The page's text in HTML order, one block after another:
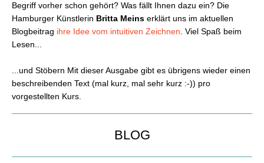
Begriff vorher schon gehört? Was fällt Ihnen dazu ein? Die
Hamburger Künstlerin Britta Meins erklärt uns im aktuellen
Blogbeitrag ihre Idee vom intuitiven Zeichnen . Viel Spaß beim
Lesen...
...und Stöbern Mit dieser Ausgabe gibt es übrigens wieder einen
beschreibenden Text (mal kurz, mal sehr kurz :-)) pro
vorgestellten Kurs.
BLOG